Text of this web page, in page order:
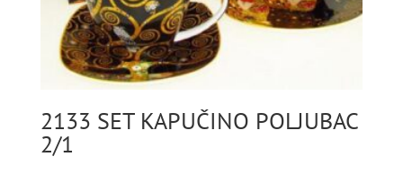
2133 SET KAPUČINO POLJUBAC
2/1